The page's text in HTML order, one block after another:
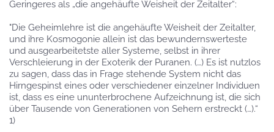
Geringeres als „die angehäufte Weisheit der Zeitalter“:
"Die Geheimlehre ist die angehäufte Weisheit der Zeitalter,
und ihre Kosmogonie allein ist das bewundernswerteste
und ausgearbeitetste aller Systeme, selbst in ihrer
Verschleierung in der Exoterik der Puranen. (…) Es ist nutzlos
zu sagen, dass das in Frage stehende System nicht das
Hirngespinst eines oder verschiedener einzelner Individuen
ist, dass es eine ununterbrochene Aufzeichnung ist, die sich
über Tausende von Generationen von Sehern erstreckt (…).“
1)